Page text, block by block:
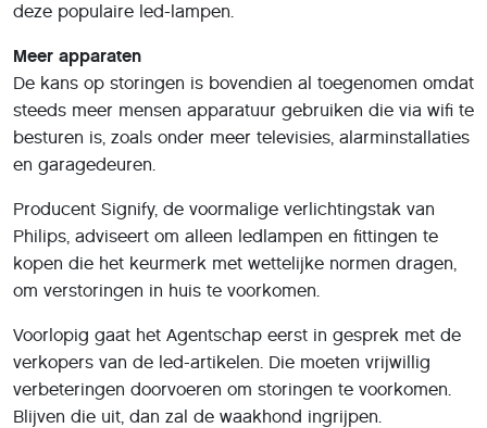
deze populaire led-lampen.
Meer apparaten
De kans op storingen is bovendien al toegenomen omdat
steeds meer mensen apparatuur gebruiken die via wifi te
besturen is, zoals onder meer televisies, alarminstallaties
en garagedeuren.
Producent Signify, de voormalige verlichtingstak van
Philips, adviseert om alleen ledlampen en fittingen te
kopen die het keurmerk met wettelijke normen dragen,
om verstoringen in huis te voorkomen.
Voorlopig gaat het Agentschap eerst in gesprek met de
verkopers van de led-artikelen. Die moeten vrijwillig
verbeteringen doorvoeren om storingen te voorkomen.
Blijven die uit, dan zal de waakhond ingrijpen.